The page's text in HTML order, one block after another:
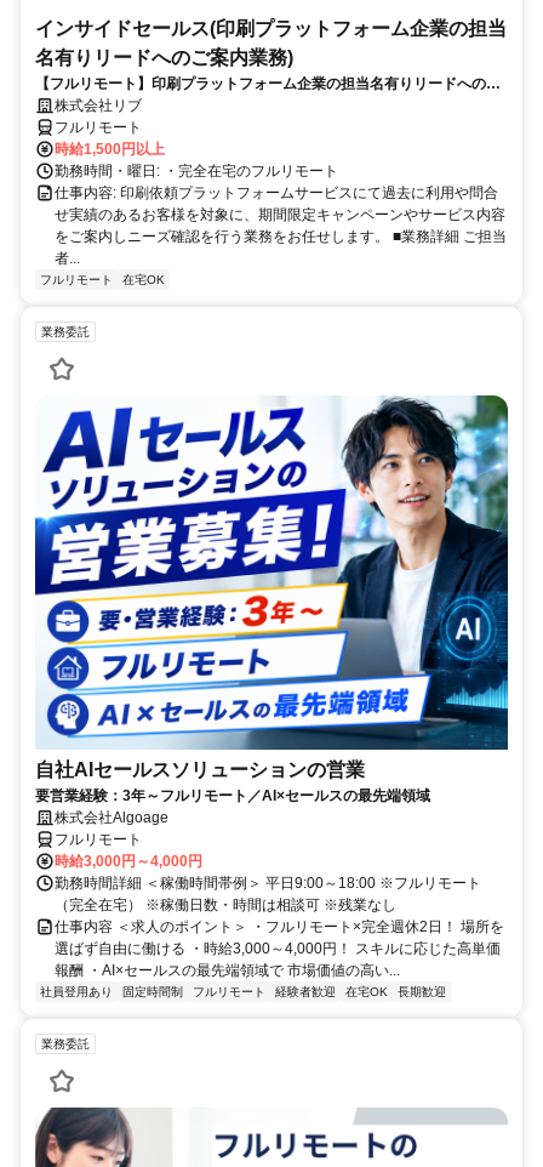
インサイドセールス(印刷プラットフォーム企業の担当
名有りリードへのご案内業務)
【フルリモート】印刷プラットフォーム企業の担当名有りリードへのご
案内業務（インサイドセールス）
株式会社リブ
フルリモート
時給1,500円以上
勤務時間・曜日: ・完全在宅のフルリモート
仕事内容: 印刷依頼プラットフォームサービスにて過去に利用や問合
せ実績のあるお客様を対象に、期間限定キャンペーンやサービス内容
をご案内しニーズ確認を行う業務をお任せします。 ■業務詳細 ご担当
者...
フルリモート 在宅OK
業務委託
自社AIセールスソリューションの営業
要営業経験：3年～フルリモート／AI×セールスの最先端領域
株式会社Algoage
フルリモート
時給3,000円～4,000円
勤務時間詳細 ＜稼働時間帯例＞ 平日9:00～18:00 ※フルリモート
（完全在宅） ※稼働日数・時間は相談可 ※残業なし
仕事内容 ＜求人のポイント＞ ・フルリモート×完全週休2日！ 場所を
選ばず自由に働ける ・時給3,000～4,000円！ スキルに応じた高単価
報酬 ・AI×セールスの最先端領域で 市場価値の高い...
社員登用あり 固定時間制 フルリモート 経験者歓迎 在宅OK 長期歓迎
業務委託